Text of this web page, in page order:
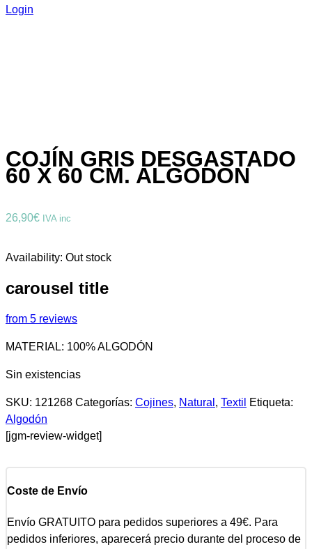
Login
COJÍN GRIS DESGASTADO
60 X 60 CM. ALGODON
26,90€ IVA inc
Availability: Out stock
carousel title
from 5 reviews
MATERIAL: 100% ALGODÓN
Sin existencias
SKU: 121268 Categorías: Cojines, Natural , Textil
Etiqueta:
Algodón
[jgm-review-widget]
Coste de Envío
Envío GRATUITO para pedidos superiores a 49€. Para
pedidos inferiores, aparecerá precio durante del proceso de